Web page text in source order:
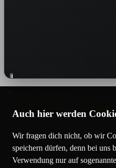
Auch hier werden
Wir fragen dich nicht, ob wir
speichern dürfen, denn bei uns
Verwendung nur auf
Impressum AGB&
© 2020 - 2026
Transporte